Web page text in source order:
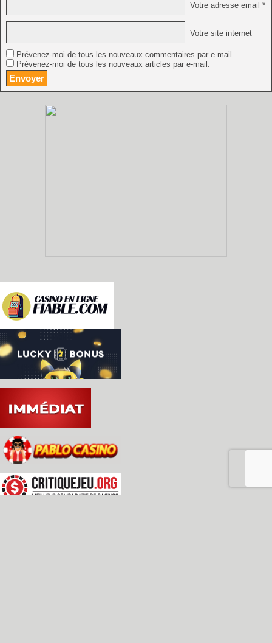
Votre adresse email *
Votre site internet
Prévenez-moi de tous les nouveaux commentaires par e-mail.
Prévenez-moi de tous les nouveaux articles par e-mail.